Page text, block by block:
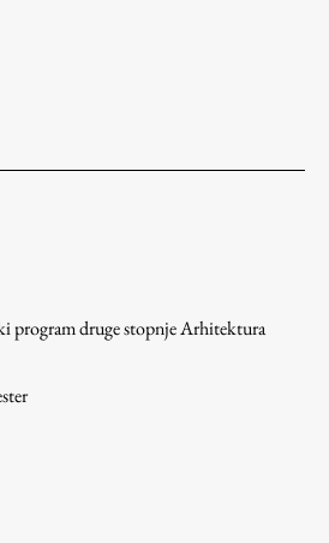
program druge stopnje Arhitektura